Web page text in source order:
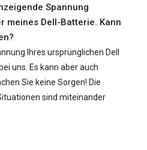
Spannung
meines Dell-Batterie. Kann
Ihres ursprünglichen Dell
uns. Es kann aber auch
Sie keine Sorgen! Die
sind miteinander